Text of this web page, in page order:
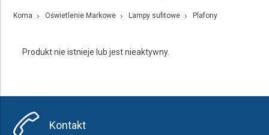
Koma Oświetlenie Markowe Lampy sufitowe Plafony
Produkt nie istnieje lub jest nieaktywny.
Kontakt